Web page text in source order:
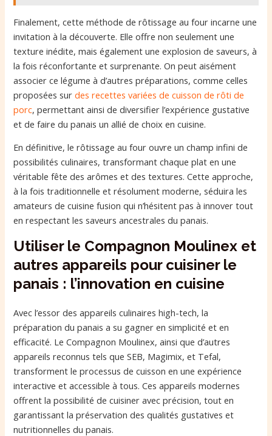
Finalement, cette méthode de rôtissage au four incarne une
invitation à la découverte. Elle offre non seulement une
texture inédite, mais également une explosion de saveurs, à
la fois réconfortante et surprenante. On peut aisément
associer ce légume à d’autres préparations, comme celles
proposées surdes recettes variées de cuisson de rôti de
porc, permettant ainsi de diversifier l’expérience gustative
et de faire du panais un allié de choix en cuisine.
En définitive, le rôtissage au four ouvre un champ infini de
possibilités culinaires, transformant chaque plat en une
véritable fête des arômes et des textures. Cette approche,
à la fois traditionnelle et résolument moderne, séduira les
amateurs de cuisine fusion qui n’hésitent pas à innover tout
en respectant les saveurs ancestrales du panais.
Utiliser le Compagnon Moulinex et
autres appareils pour cuisiner le
panais : l’innovation en cuisine
Avec l’essor des appareils culinaires high-tech, la
préparation du panais a su gagner en simplicité et en
efficacité. Le Compagnon Moulinex, ainsi que d’autres
appareils reconnus tels que SEB, Magimix, et Tefal,
transforment le processus de cuisson en une expérience
interactive et accessible à tous. Ces appareils modernes
offrent la possibilité de cuisiner avec précision, tout en
garantissant la préservation des qualités gustatives et
nutritionnelles du panais.